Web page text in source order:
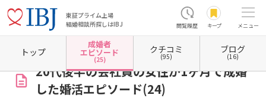
東証プライム上場
結婚相談所探しはIBJ
閲覧履歴 キープ メニュー
ホーム 沖縄県の結婚相談所 婚活カフェ SOU 成婚者エピソード一覧 成婚者エピソ
20代後半の会社員の女性が1ヶ月で成婚
した婚活エピソード(24)
トップ
成婚者
エピソード
(25)
クチコミ
(95)
ブログ
(16)